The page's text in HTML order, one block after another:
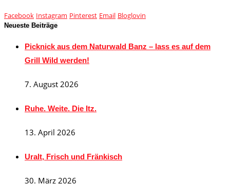
Facebook Instagram Pinterest Email Bloglovin
Neueste Beiträge
Picknick aus dem Naturwald Banz – lass es auf dem
Grill Wild werden!
7. August 2026
Ruhe. Weite. Die Itz.
13. April 2026
Uralt, Frisch und Fränkisch
30. März 2026